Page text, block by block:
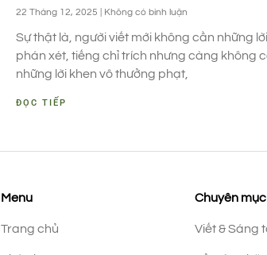
22 Tháng 12, 2025 Không có bình luận
Sự thật là, người viết mới không cần những lời
phán xét, tiếng chỉ trích nhưng càng không
những lời khen vô thưởng phạt,
ĐỌC TIẾP
Menu
Trang chủ
Chuyên mục
Viết & Sáng